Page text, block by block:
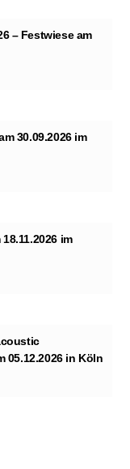
– Festwiese am
30.09.2026 im
im
05.12.2026 in Köln